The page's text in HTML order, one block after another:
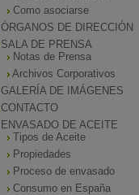
Como asociarse
ÓRGANOS DE DIRECCIÓN
SALA DE PRENSA
Notas de Prensa
Archivos Corporativos
GALERÍA DE IMÁGENES
CONTACTO
ENVASADO DE ACEITE
Tipos de Aceite
Propiedades
Proceso de envasado
Consumo en España